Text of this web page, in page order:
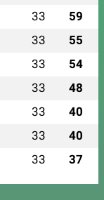
33 59
33 55
33 54
33 48
33 40
33 40
33 37